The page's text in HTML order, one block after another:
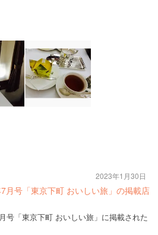
月号「東京下町 おいしい旅」の掲載店
号「東京下町 おいしい旅」に掲載された
2023年1月30日